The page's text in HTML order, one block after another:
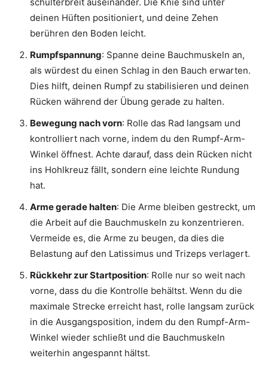
deinen Hüften positioniert, und deine Zehen
berühren den Boden leicht.
Rumpfspannung: Spanne deine Bauchmuskeln an,
als würdest du einen Schlag in den Bauch erwarten.
Dies hilft, deinen Rumpf zu stabilisieren und deinen
Rücken während der Übung gerade zu halten.
Bewegung nach vorn: Rolle das Rad langsam und
kontrolliert nach vorne, indem du den Rumpf-Arm-
Winkel öffnest. Achte darauf, dass dein Rücken nicht
ins Hohlkreuz fällt, sondern eine leichte Rundung
hat.
Arme gerade halten: Die Arme bleiben gestreckt, um
die Arbeit auf die Bauchmuskeln zu konzentrieren.
Vermeide es, die Arme zu beugen, da dies die
Belastung auf den Latissimus und Trizeps verlagert.
Rückkehr zur Startposition: Rolle nur so weit nach
vorne, dass du die Kontrolle behältst. Wenn du die
maximale Strecke erreicht hast, rolle langsam zurück
in die Ausgangsposition, indem du den Rumpf-Arm-
Winkel wieder schließt und die Bauchmuskeln
weiterhin angespannt hältst.